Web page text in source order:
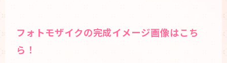
フォトモザイクの完成イメージ画像はこち
ら！